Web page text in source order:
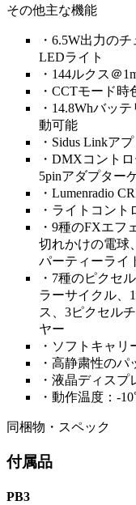
その他主な機能
・6.5W出力の
LEDライト
・144ルクス＠
・CCTモード時
・14.8Whバッ
動可能
・Sidus Linkア
・DMXコント
5pinアダプター
・Lumenradio
・ライトコント
・9種のFXエフ
切れかけの電球
パーティーライ
・7種のピクセ
ラーサイクル、
ス、3ピクセル
ヤー
・ソフトキャリ
・高静粛性の
・液晶ディスプ
・動作温度：-
同梱物・スペック
付属品
PB3